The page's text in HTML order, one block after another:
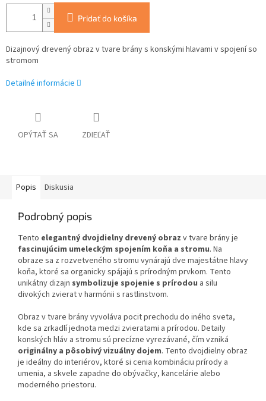
Pridať do košíka
Dizajnový drevený obraz v tvare brány s konskými hlavami v spojení so
stromom
Detailné informácie
OPÝTAŤ SA ZDIEĽAŤ
Popis Diskusia
Podrobný popis
Tento elegantný dvojdielny drevený obraz v tvare brány je
fascinujúcim umeleckým spojením koňa a stromu. Na
obraze sa z rozvetveného stromu vynárajú dve majestátne hlavy
koňa, ktoré sa organicky spájajú s prírodným prvkom. Tento
unikátny dizajn symbolizuje spojenie s prírodou a silu
divokých zvierat v harmónii s rastlinstvom.
Obraz v tvare brány vyvoláva pocit prechodu do iného sveta,
kde sa zrkadlí jednota medzi zvieratami a prírodou. Detaily
konských hláv a stromu sú precízne vyrezávané, čím vzniká
originálny a pôsobivý vizuálny dojem. Tento dvojdielny obraz
je ideálny do interiérov, ktoré si cenia kombináciu prírody a
umenia, a skvele zapadne do obývačky, kancelárie alebo
moderného priestoru.